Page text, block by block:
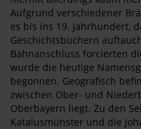
Aufgrund verschiedener
es bis ins 19. Jahrhundert,
Geschichtsbüchern
Bahnanschluss forcierten
wurde die heutige
begonnen. Geografisch
zwischen Ober- und
Oberbayern liegt. Zu den
Katalusmünster und die